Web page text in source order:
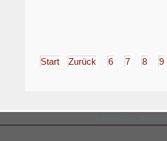
Start Zurück 6 7 8 9